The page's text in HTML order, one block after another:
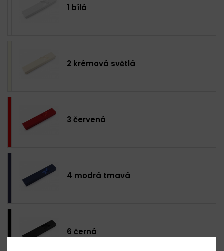
1 bílá
2 krémová světlá
3 červená
4 modrá tmavá
6 černá